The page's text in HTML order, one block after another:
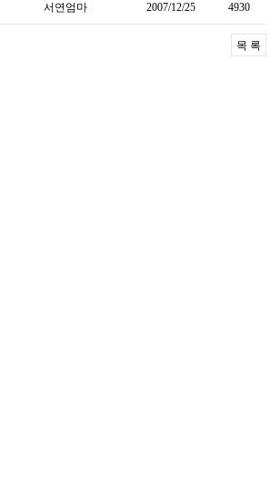
서연엄마 2007/12/25 4930
목 록